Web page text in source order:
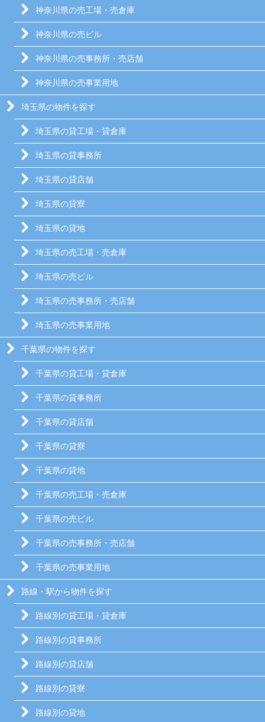
神奈川県の売工場・売倉庫
神奈川県の売ビル
神奈川県の売事務所・売店舗
神奈川県の売事業用地
埼玉県の物件を探す
埼玉県の貸工場・貸倉庫
埼玉県の貸事務所
埼玉県の貸店舗
埼玉県の貸寮
埼玉県の貸地
埼玉県の売工場・売倉庫
埼玉県の売ビル
埼玉県の売事務所・売店舗
埼玉県の売事業用地
千葉県の物件を探す
千葉県の貸工場・貸倉庫
千葉県の貸事務所
千葉県の貸店舗
千葉県の貸寮
千葉県の貸地
千葉県の売工場・売倉庫
千葉県の売ビル
千葉県の売事務所・売店舗
千葉県の売事業用地
路線・駅から物件を探す
路線別の貸工場・貸倉庫
路線別の貸事務所
路線別の貸店舗
路線別の貸寮
路線別の貸地